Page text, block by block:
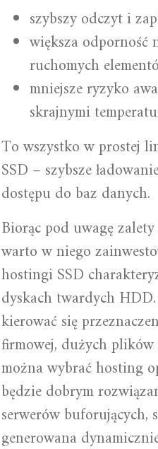
szybszy odczyt i
większa odporność
ruchomych
mniejsze ryzyko
skrajnymi
To wszystko w prostej
SSD – szybsze
dostępu do baz danych.
Biorąc pod uwagę
warto w niego
hostingi SSD
dyskach twardych
kierować się
firmowej, dużych
można wybrać hosting
będzie dobrym
serwerów
generowana